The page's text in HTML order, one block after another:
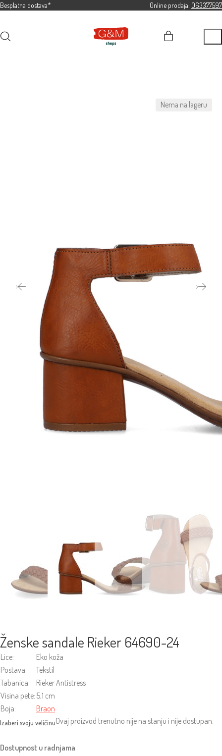
Besplatna dostava* Online prodaja: 063377597
Nema na lageru
Ženske sandale Rieker 64690-24
Lice:
Eko koža
Postava:
Tekstil
Tabanica:
Rieker Antistress
Visina pete: 5,1 cm
Boja:
Braon
Ovaj proizvod trenutno nije na stanju i nije dostupan.
Dostupnost u radnjama